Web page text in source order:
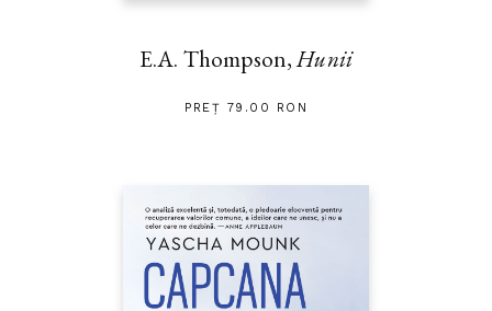
E.A. Thompson,Hunii
PREȚ 79.00 RON